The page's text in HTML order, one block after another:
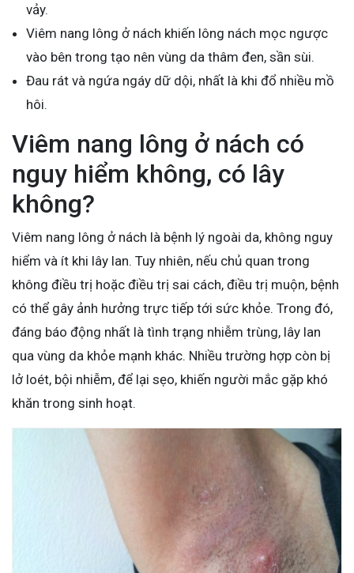
vảy.
Viêm nang lông ở nách khiến lông nách mọc ngược
vào bên trong tạo nên vùng da thâm đen, sần sùi.
Đau rát và ngứa ngáy dữ dội, nhất là khi đổ nhiều mồ
hôi.
Viêm nang lông ở nách có
nguy hiểm không, có lây
không?
Viêm nang lông ở nách là bệnh lý ngoài da, không nguy
hiểm và ít khi lây lan. Tuy nhiên, nếu chủ quan trong
không điều trị hoặc điều trị sai cách, điều trị muộn, bệnh
có thể gây ảnh hưởng trực tiếp tới sức khỏe. Trong đó,
đáng báo động nhất là tình trạng nhiễm trùng, lây lan
qua vùng da khỏe mạnh khác. Nhiều trường hợp còn bị
lở loét, bội nhiễm, để lại sẹo, khiến người mắc gặp khó
khăn trong sinh hoạt.